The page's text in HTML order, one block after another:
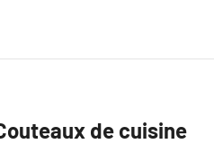
de cuisine